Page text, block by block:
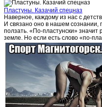
Пластуны. Казачий спецназ
Наверное, каждому из нас с
И связано оно в нашем сознании,
ползать. «По-пластунски» значит
земле. Но если есть слово «по-